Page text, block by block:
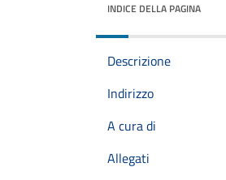
INDICE DELLA PAGINA
Descrizione
Indirizzo
A cura di
Allegati